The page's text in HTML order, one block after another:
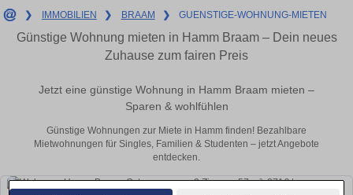
❯ IMMOBILIEN ❯ BRAAM ❯ GUENSTIGE-WOHNUNG-MIETEN
Günstige Wohnung mieten in Hamm Braam – Dein neues
Zuhause zum fairen Preis
Jetzt eine günstige Wohnung in Hamm Braam mieten –
Sparen & wohlfühlen
Günstige Wohnungen zur Miete in Hamm finden! Bezahlbare
Mietwohnungen für Singles, Familien & Studenten – jetzt Angebote
entdecken.